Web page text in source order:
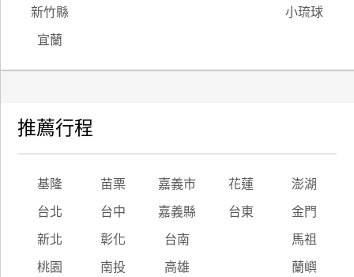
新竹縣 小琉球
宜蘭
推薦行程
基隆 苗栗 嘉義市 花蓮 澎湖
台北 台中 嘉義縣 台東 金門
新北 彰化 台南 馬祖
桃園 南投 高雄 蘭嶼